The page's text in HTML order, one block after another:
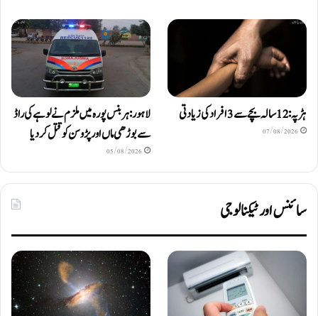
ہڑپہ: 12 سالہ بچے سے 3 افراد کی زیادتی
07/08/2026
لاہور: ہربنس پورہ میں ملزم نے لوہے کی راڈ
سے بوڑھی ماں اور پڑوسن کو قتل کر دیا
05/08/2026
سائنس اور ٹیکنالوجی